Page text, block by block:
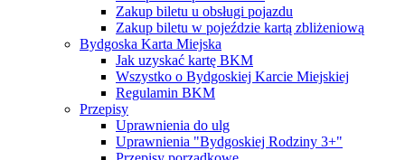
Zakup biletu u obsługi pojazdu
Zakup biletu w pojeździe kartą zbliżeniową
Bydgoska Karta Miejska
Jak uzyskać kartę BKM
Wszystko o Bydgoskiej Karcie Miejskiej
Regulamin BKM
Przepisy
Uprawnienia do ulg
Uprawnienia "Bydgoskiej Rodziny 3+"